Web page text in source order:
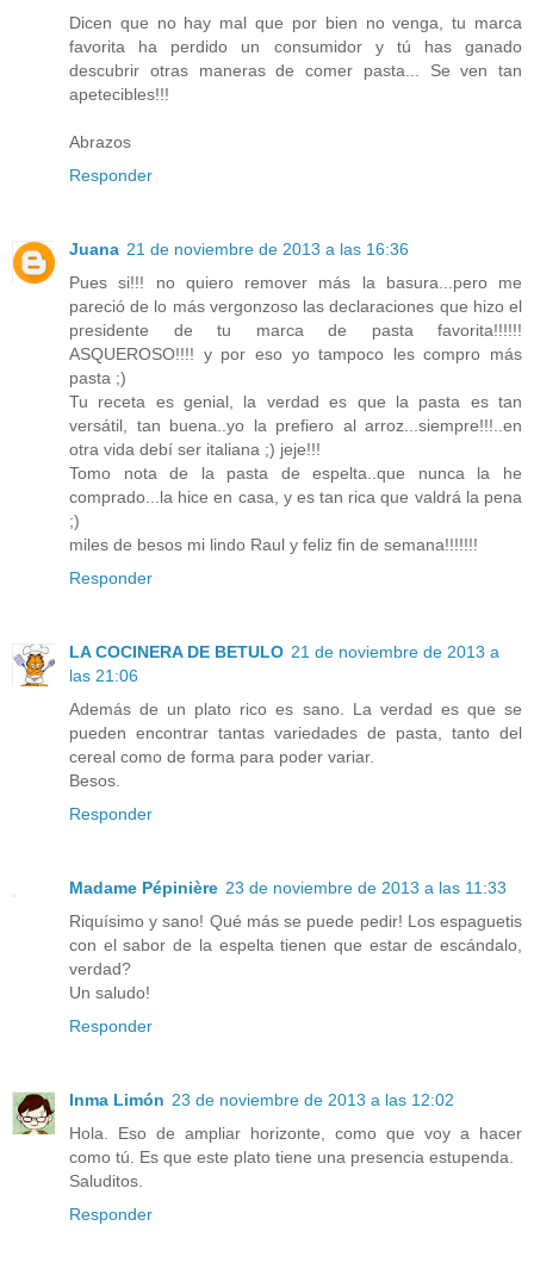
Dicen que no hay mal que por bien no venga, tu marca
favorita ha perdido un consumidor y tú has ganado
descubrir otras maneras de comer pasta... Se ven tan
apetecibles!!!
Abrazos
Responder
Juana 21 de noviembre de 2013 a las 16:36
Pues si!!! no quiero remover más la basura...pero me
pareció de lo más vergonzoso las declaraciones que hizo el
presidente de tu marca de pasta favorita!!!!!!
ASQUEROSO!!!! y por eso yo tampoco les compro más
pasta ;)
Tu receta es genial, la verdad es que la pasta es tan
versátil, tan buena..yo la prefiero al arroz...siempre!!!..en
otra vida debí ser italiana ;) jeje!!!
Tomo nota de la pasta de espelta..que nunca la he
comprado...la hice en casa, y es tan rica que valdrá la pena
;)
miles de besos mi lindo Raul y feliz fin de semana!!!!!!!
Responder
LA COCINERA DE BETULO 21 de noviembre de 2013 a
las 21:06
Además de un plato rico es sano. La verdad es que se
pueden encontrar tantas variedades de pasta, tanto del
cereal como de forma para poder variar.
Besos.
Responder
Madame Pépinière 23 de noviembre de 2013 a las 11:33
Riquísimo y sano! Qué más se puede pedir! Los espaguetis
con el sabor de la espelta tienen que estar de escándalo,
verdad?
Un saludo!
Responder
Inma Limón 23 de noviembre de 2013 a las 12:02
Hola. Eso de ampliar horizonte, como que voy a hacer
como tú. Es que este plato tiene una presencia estupenda.
Saluditos.
Responder